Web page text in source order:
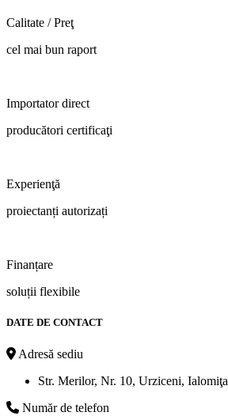
Calitate / Preţ
cel mai bun raport
Importator direct
producători certificaţi
Experienţă
proiectanți autorizați
Finanțare
soluții flexibile
DATE DE CONTACT
Adresă sediu
Str. Merilor, Nr. 10, Urziceni, Ialomiţa
Număr de telefon